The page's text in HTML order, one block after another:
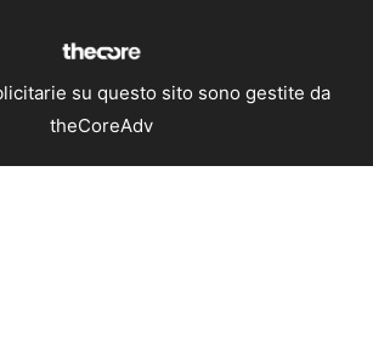
su questo sito sono gestite da
theCoreAdv